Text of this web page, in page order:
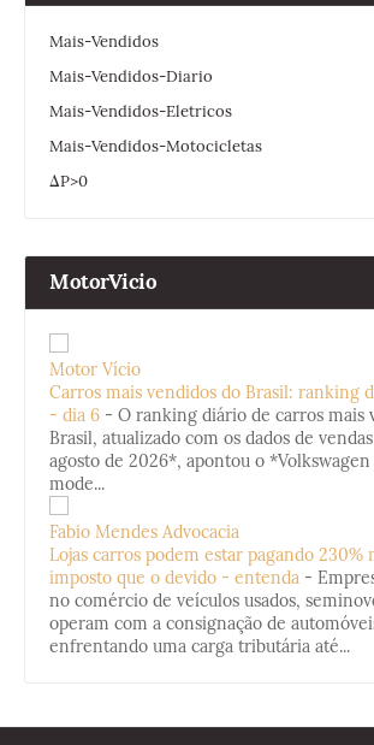
Mais-Vendidos
Mais-Vendidos-Diario
Mais-Vendidos-Eletricos
Mais-Vendidos-Motocicletas
ΔP>0
MotorVicio
Motor Vício
Carros mais vendidos do Brasil: ranking
- dia 6 - O ranking diário de carros mais
Brasil, atualizado com os dados de
agosto de 2026*, apontou o
mode...
Fabio Mendes Advocacia
Lojas carros podem estar pagando 230%
imposto que o devido - entenda -
no comércio de veículos usados,
operam com a consignação de
enfrentando uma carga tributária até...